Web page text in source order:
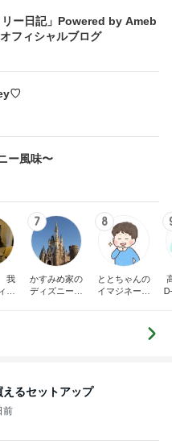
リー日記」Powered by Ameb
フィシャルブログ
ー風味〜
我
ズ
7
かすみめ家の
ディズニー大
8
ととちゃんの
イマジネーシ
るセットアップ
前